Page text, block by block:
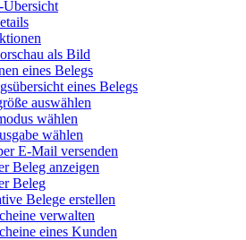
Übersicht
als Bild
eines Belegs
eines Belegs
auswählen
wählen
wählen
E-Mail versenden
Beleg anzeigen
Beleg
Belege erstellen
verwalten
eines Kunden